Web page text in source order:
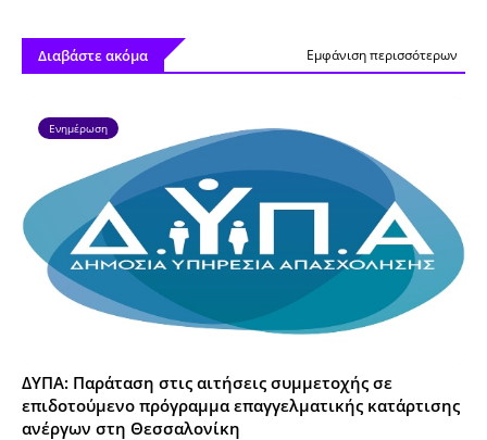
Διαβάστε ακόμα Εμφάνιση περισσότερων
Ενημέρωση
ΔΥΠΑ: Παράταση στις αιτήσεις συμμετοχής σε
επιδοτούμενο πρόγραμμα επαγγελματικής κατάρτισης
ανέργων στη Θεσσαλονίκη